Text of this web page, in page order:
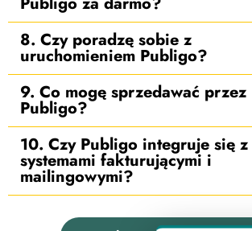
8. Czy poradzę sobie z
uruchomieniem Publigo?
9. Co mogę sprzedawać przez
Publigo?
10. Czy Publigo integruje się z
systemami fakturującymi i
mailingowymi?